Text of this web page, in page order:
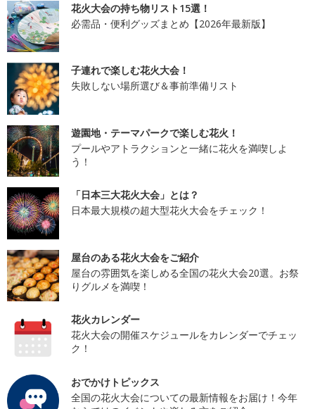
花火大会の持ち物リスト15選！
必需品・便利グッズまとめ【2026年最新版】
子連れで楽しむ花火大会！
失敗しない場所選び＆事前準備リスト
遊園地・テーマパークで楽しむ花火！
プールやアトラクションと一緒に花火を満喫しよ
う！
「日本三大花火大会」とは？
日本最大規模の超大型花火大会をチェック！
屋台のある花火大会をご紹介
屋台の雰囲気を楽しめる全国の花火大会20選。お祭
りグルメを満喫！
花火カレンダー
花火大会の開催スケジュールをカレンダーでチェッ
ク！
おでかけトピックス
全国の花火大会についての最新情報をお届け！今年